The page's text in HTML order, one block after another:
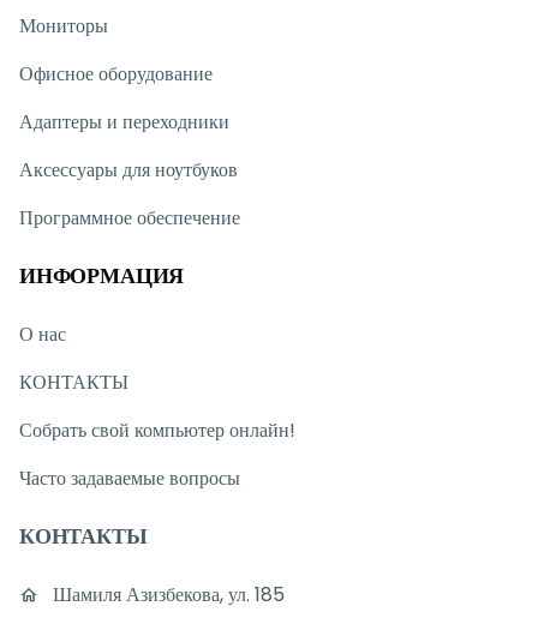
Мониторы
Офисное оборудование
Адаптеры и переходники
Аксессуары для ноутбуков
Программное обеспечение
ИНФОРМАЦИЯ
О нас
КОНТАКТЫ
Собрать свой компьютер онлайн!
Часто задаваемые вопросы
КОНТАКТЫ
Шамиля Азизбекова, ул. 185